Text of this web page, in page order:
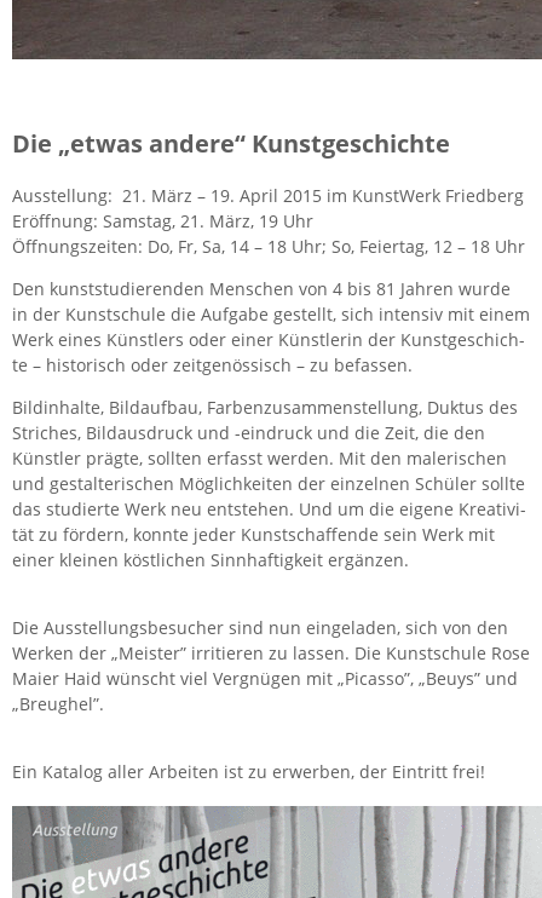
Die „etwas an­de­re“ Kunst­ge­schich­te
Aus­stel­lung: 21. März – 19. April 2015 im Kunst­Werk Fried­berg
Er­öff­nung: Sams­tag, 21. März, 19 Uhr
Öff­nungs­zei­ten: Do, Fr, Sa, 14 – 18 Uhr; So, Fei­er­tag, 12 – 18 Uhr
Den kunst­stu­die­ren­den Men­schen von 4 bis 81 Jah­ren wurde
in der Kunst­schu­le die Auf­ga­be ge­stellt, sich in­ten­siv mit einem
Werk eines Künst­lers oder einer Künst­le­rin der Kunst­ge­schich­
te – his­to­risch oder zeit­ge­nös­sisch – zu be­fas­sen.
Bild­in­hal­te, Bild­auf­bau, Far­ben­zu­sam­men­stel­lung, Duk­tus des
Stri­ches, Bild­aus­druck und -ein­druck und die Zeit, die den
Künst­ler präg­te, soll­ten er­fasst wer­den. Mit den ma­le­ri­schen
und ge­stal­te­ri­schen Mög­lich­kei­ten der ein­zel­nen Schü­ler soll­te
das stu­dier­te Werk neu ent­ste­hen. Und um die ei­ge­ne Krea­ti­vi­
tät zu för­dern, konn­te jeder Kunst­schaf­fen­de sein Werk mit
einer klei­nen köst­li­chen Sinn­haf­tig­keit er­gän­zen.
Die Aus­stel­lungs­be­su­cher sind nun ein­ge­la­den, sich von den
Wer­ken der „Meis­ter” ir­ri­tie­ren zu las­sen. Die Kunst­schu­le Rose
Maier Haid wünscht viel Ver­gnü­gen mit „Pi­cas­so”, „Beuys” und
„Breu­ghel”.
Ein Ka­ta­log aller Ar­bei­ten ist zu er­wer­ben, der Ein­tritt frei!